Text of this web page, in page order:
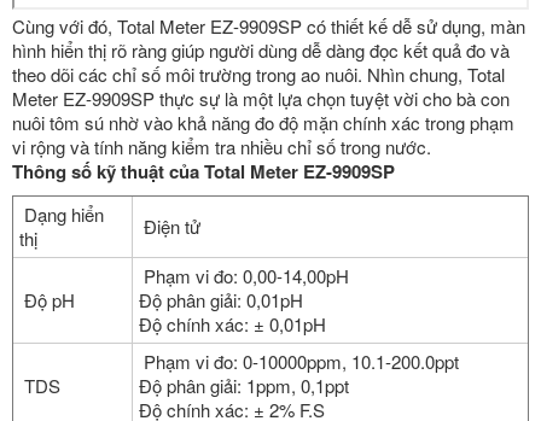
Cùng với đó, Total Meter EZ-9909SP có thiết kế dễ sử dụng, màn
hình hiển thị rõ ràng giúp người dùng dễ dàng đọc kết quả đo và
theo dõi các chỉ số môi trường trong ao nuôi. Nhìn chung, Total
Meter EZ-9909SP thực sự là một lựa chọn tuyệt vời cho bà con
nuôi tôm sú nhờ vào khả năng đo độ mặn chính xác trong phạm
vi rộng và tính năng kiểm tra nhiều chỉ số trong nước.
Thông số kỹ thuật của Total Meter EZ-9909SP
Dạng hiển
thị
Điện tử
Độ pH
Phạm vi đo: 0,00-14,00pH
Độ phân giải: 0,01pH
Độ chính xác: ± 0,01pH
TDS
Phạm vi đo: 0-10000ppm, 10.1-200.0ppt
Độ phân giải: 1ppm, 0,1ppt
Độ chính xác: ± 2% F.S